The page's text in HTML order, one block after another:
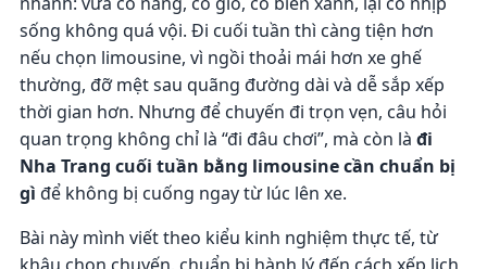
sống không quá vội. Đi cuối tuần thì càng tiện hơn
nếu chọn limousine, vì ngồi thoải mái hơn xe ghế
thường, đỡ mệt sau quãng đường dài và dễ sắp xếp
thời gian hơn. Nhưng để chuyến đi trọn vẹn, câu hỏi
quan trọng không chỉ là “đi đâu chơi”, mà còn là đi
Nha Trang cuối tuần bằng limousine cần chuẩn bị
gì để không bị cuống ngay từ lúc lên xe.
Bài này mình viết theo kiểu kinh nghiệm thực tế, từ